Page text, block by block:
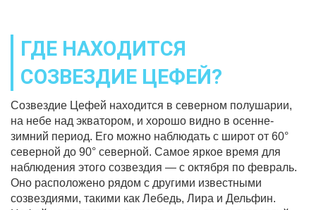
ГДЕ НАХОДИТСЯ
СОЗВЕЗДИЕ ЦЕФЕЙ?
Созвездие Цефей находится в северном полушарии,
на небе над экватором, и хорошо видно в осенне-
зимний период. Его можно наблюдать с широт от 60°
северной до 90° северной. Самое яркое время для
наблюдения этого созвездия — с октября по февраль.
Оно расположено рядом с другими известными
созвездиями, такими как Лебедь, Лира и Дельфин.